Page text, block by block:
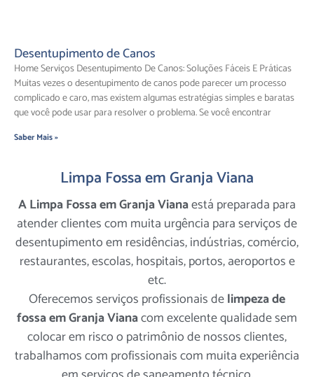
Desentupimento de Canos
Home Serviços Desentupimento De Canos: Soluções Fáceis E Práticas
Muitas vezes o desentupimento de canos pode parecer um processo
complicado e caro, mas existem algumas estratégias simples e baratas
que você pode usar para resolver o problema. Se você encontrar
Saber Mais »
Limpa Fossa em Granja Viana
A Limpa Fossa em Granja Vianaestá preparada para
atender clientes com muita urgência para serviços de
desentupimento em residências, indústrias, comércio,
restaurantes, escolas, hospitais, portos, aeroportos e
etc.
Oferecemos serviços profissionais delimpeza de
fossa em Granja Vianacom excelente qualidade sem
colocar em risco o patrimônio de nossos clientes,
trabalhamos com profissionais com muita experiência